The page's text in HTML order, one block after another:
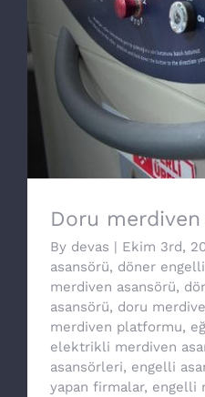
Doru
Doru
By devas | Ekim 3rd,
asansörü, döner
merdiven asansörü,
asansörü, doru
merdiven platformu,
elektrikli merdiven
asansörleri, engelli
yapan firmalar, engelli